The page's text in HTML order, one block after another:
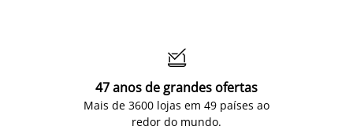

47 anos de grandes ofertas
Mais de 3600 lojas em 49 países ao
redor do mundo.